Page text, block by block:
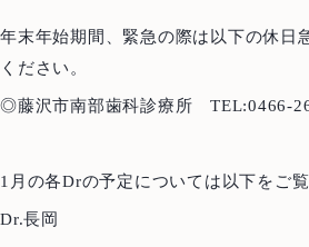
年末年始期間、緊急の際は以下の休日
ください。
◎藤沢市南部歯科診療所 TEL:0466-
1月の各Drの予定については以下をご覧
Dr.長岡